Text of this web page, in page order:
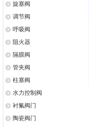
旋塞阀
调节阀
呼吸阀
阻火器
隔膜阀
管夹阀
柱塞阀
水力控制阀
衬氟阀门
陶瓷阀门